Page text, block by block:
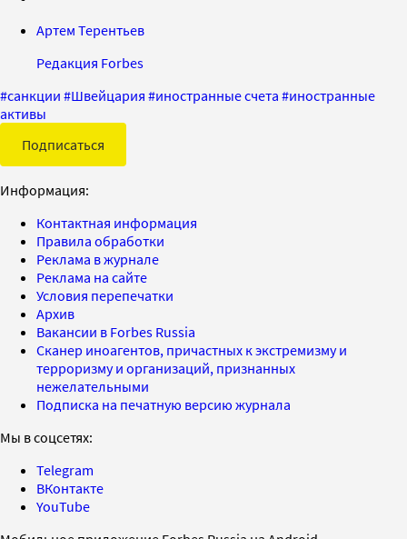
Артем Терентьев
Редакция Forbes
#санкции #Швейцария #иностранные счета #иностранные
активы
Подписаться
Информация:
Контактная информация
Правила обработки
Реклама в журнале
Реклама на сайте
Условия перепечатки
Архив
Вакансии в Forbes Russia
Сканер иноагентов, причастных к экстремизму и
терроризму и организаций, признанных
нежелательными
Подписка на печатную версию журнала
Мы в соцсетях:
Telegram
ВКонтакте
YouTube